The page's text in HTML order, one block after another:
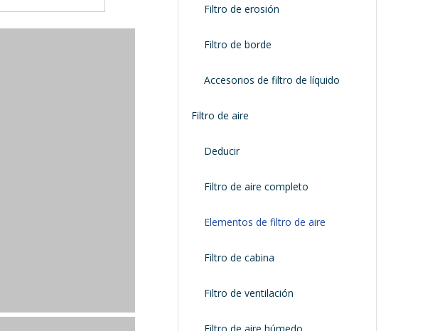
Filtro de erosión
Filtro de borde
Accesorios de filtro de líquido
Filtro de aire
Deducir
Filtro de aire completo
Elementos de filtro de aire
Filtro de cabina
Filtro de ventilación